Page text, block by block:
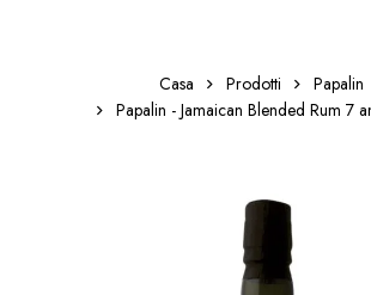
Casa Prodotti
Papalin
Papalin - Jamaican Blended Rum 7